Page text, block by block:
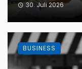
30. Juli 2026
BUSINESS